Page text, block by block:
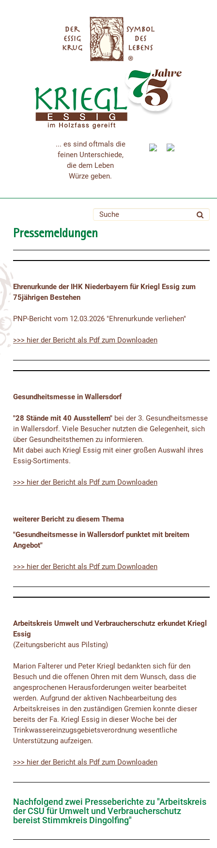
... es sind oftmals die
feinen Unterschiede,
die dem Leben
Würze geben.
Pressemeldungen
Ehrenurkunde der IHK Niederbayern für Kriegl Essig zum
75jährigen Bestehen
PNP-Bericht vom 12.03.2026 "Ehrenurkunde verliehen"
>>> hier der Bericht als Pdf zum Downloaden
Gesundheitsmesse in Wallersdorf
"28 Stände mit 40 Ausstellern" bei der 3. Gesundheitsmesse
in Wallersdorf. Viele Besucher nutzten die Gelegenheit, sich
über Gesundheitsthemen zu informieren.
Mit dabei auch Kriegl Essig mit einer großen Auswahl ihres
Essig-Sortiments.
>>> hier der Bericht als Pdf zum Downloaden
weiterer Bericht zu diesem Thema
"Gesundheitsmesse in Wallersdorf punktet mit breitem
Angebot"
>>> hier der Bericht als Pdf zum Downloaden
Arbeitskreis Umwelt und Verbraucherschutz erkundet Kriegl
Essig
(Zeitungsbericht aus Pilsting)
Marion Falterer und Peter Kriegl bedankten sich für den
Besuch und die offenen Ohren mit dem Wunsch, dass die
angesprochenen Herausforderungen weiter bearbeitet
werden. Aufgrund der aktiven Nachbearbeitung des
Arbeitskreises in den zuständigen Gremien konnte dieser
bereits der Fa. Kriegl Essig in dieser Woche bei der
Trinkwassereinzugsgebietsverordnung wesentliche
Unterstützung aufzeigen.
>>> hier der Bericht als Pdf zum Downloaden
Nachfolgend zwei Presseberichte zu "Arbeitskreis
der CSU für Umwelt und Verbraucherschutz
bereist Stimmkreis Dingolfing"